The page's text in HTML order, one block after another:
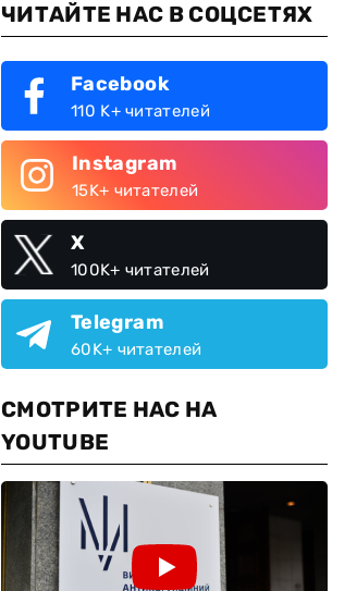
ЧИТАЙТЕ НАС В СОЦСЕТЯХ
Facebook
110 K+ читателей
Instagram
15K+ читателей
X
100K+ читателей
Telegram
60K+ читателей
СМОТРИТЕ НАС НА
YOUTUBE